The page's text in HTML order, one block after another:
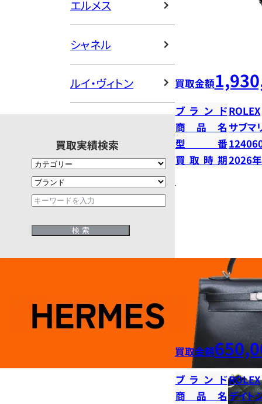
エルメス
シャネル
ルイ・ヴィトン
買取実績検索
買取金額
ブランドROLEX
商品名 サブマ
型番
買取時期2026
買取金額
ブランドROLEX
商品名デイト